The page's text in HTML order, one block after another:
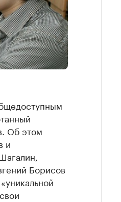
Об этом
и
Борисов